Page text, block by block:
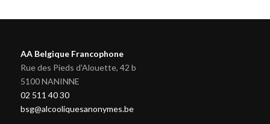
AA Belgique Francophone
Rue des Pieds d'Alouette, 42 b
5100 NANINNE
02 511 40 30
bsg@alcooliquesanonymes.be